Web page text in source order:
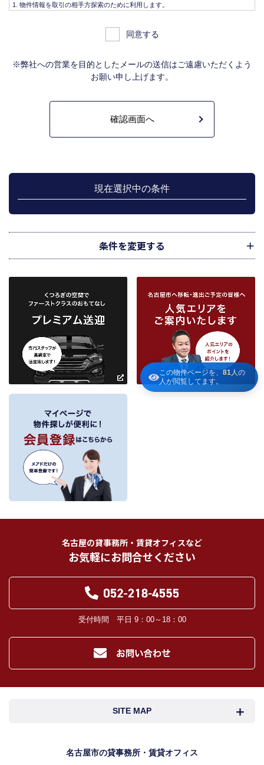
この物件ページを、 81人の
人が閲覧してます。
物件情報を取引の相手方探索のために利用します。
物件情報を、取引の相手方探索のため指定流通機構の物件検索システム（レイ
ンズ）に登録する場合があります。なお契約後、指定流通機構（宅地建物取引
報は、成約した物件の、物件概要、契約年月日、成約価格などの情報で、氏名
は含みません。）を提供します。指定流通機構は、物件情報及び成約情報を指
定流通機構の会員たる宅地建物取引業者や公的な団体に電子データや紙媒体で
不動産の売買契約又は賃貸契約の相手方を探索すること、及び売買、賃貸借、
上記、1.から 5.の業務に付随する、お客様にとって有用と思われる当社及び提
携先のご案内や商品の発送、関連するアフターサービス、また、管理において
のメンテナンス等の業務に関するお知らせ等に利用します。
介の依頼者に提供することがあります。
下記３記載の第三者に提供します。
物件の申込者様・購入者様管理もしくは媒介の委託を受けた不動産の所有者そ
の他権利者様から受領した申込書、契約書等に記載された個人情報、その他適
正な手段で入手した個人情報を有しています。
お客様との契約の履行、賃貸取引にあっては契約管理、売買取引にあっては契
約後の管理・アフターサービス実施のため利用します。
当社は、当社の他の不動産物件におけるサービスの紹介並びにお客様にとって
有用と思われる当社提携先の商品・サービス等を紹介するためのダイレクトメ
ールの発送等のために、お宮様の個人情報のうち住所、氏名、電話番号、メー
ルアドレスの情報を利用させていただきます。このための利用は、お客様から
の申し出により取り止めます。
３．個人情報の第三者への提供
当社が保有する個人情報は、お客様との契約の履行、賃貸取引にあっては契約管
理、売買取引にあっては契約後の管理・アフターサービスの実施のため、業務の
内容に応じて、氏名、住所、電話番号、生年月日、不動産物件情報、成約情報
を、書面、郵便物、電話、インターネット、電子メール、広告媒体等で次の 1.～
11.記載の第三者に提供されます。なお、お客様からの申出がありましたら、提供
は停止いたします。
お客様から委託を受けた事項についての契約の相手方となる者、その見込者。
他の宅地建物取引業者。
取引業者に義務付けられます。）
登記に関する司法書士、土地家屋調査士。
対象不動産について管理の必要がある場合における管理業者。
当社の管理が生じる場合は、管理委託契約の重要事項説明書に定める業務委託
先及び管理費引き落としの際の振込先金融機関、管理組合役員。
入居者様が賃料を滞納した場合の滞納取立者。
当社のデータベース等に対する必要な安全管理措置を実施いたします。
当社が保有する個人データの扱いの全部又は一部について外部委託をするとき
お客様の個人情報を共同利用する際には、個人情報保護法に定める別途必要な
同意する
※弊社への営業を目的としたメールの送信はご遠慮いただくよう
お願い申し上げます。
現在選択中の条件
条件を変更する
市区町村 地図
から検索
フリーワード検索
名古屋の貸事務所・賃貸オフィスなど
お気軽にお問合せください
受付時間 平日 9：00～18：00
SITE MAP
名古屋市近郊検索
名古屋市の貸事務所・賃貸オフィス